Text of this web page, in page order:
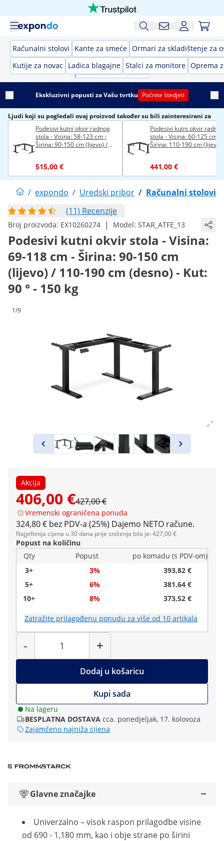
Računalni stolovi Kante za smeće Ormari za skladištenje za
Kutije za novac
Ladica blagajne Stalci za monitore Oprema
Ekskluzivni popusti za Vašu tvrtku Počnite štedjeti
Ljudi koji su pogledali ovaj proizvod također su bili zainteresirani za
Podesivi kutni okvir radnog
stola - Visina: 58-123 cm -
Širina: 90-150 cm (lijevo) /
515,00 €
Podesivi kutni okvir radnog
stola - Visina: 60-125 cm -
Širina: 110-190 cm (lijevo)
441,00 €
/ expondo / Uredski pribor / Računalni stolovi
(11) Recenzije
Broj proizvoda: EX10260274 | Model: STAR_ATFE_13
Podesivi kutni okvir stola - Visina:
69-118 cm - Širina: 90-150 cm
(lijevo) / 110-190 cm (desno) - Kut:
90 ° - 150 kg
1/9
Akcija
406,00 €427,00 €
Vremenski ograničena ponuda
324,80 € bez PDV-a (25%) Dajemo NETO račune.
Najjeftinija cijena u 30 dana prije sniženja bila je: 427,00 €
Popust na količinu
Qty
Popust
po komadu (s PDV-om)
3+
3%
393,82 €
5+
6%
381,64 €
10+
8% 373,52 €
Zatražite prilagođenu ponudu za više od 10 artikala
-
Količina
+
Dodaj u košaricu
Kupi sada
Na lageru
BESPLATNA DOSTAVA cca. ponedjeljak, 17. kolovoza
Zajamčeno najniža cijena
Glavne značajke
Univerzalno – visok raspon prilagodbe visine
od 690 - 1,180 mm, kao i obje strane po širini